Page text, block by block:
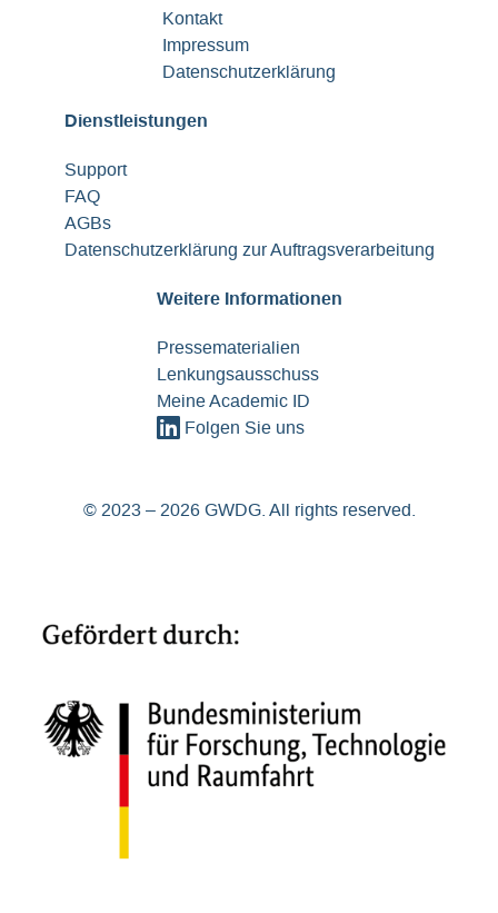
Kontakt
Impressum
Datenschutzerklärung
Dienstleistungen
Support
FAQ
AGBs
Datenschutzerklärung zur Auftragsverarbeitung
Weitere Informationen
Pressematerialien
Lenkungsausschuss
Meine Academic ID
Folgen Sie uns
© 2023 – 2026 GWDG. All rights reserved.